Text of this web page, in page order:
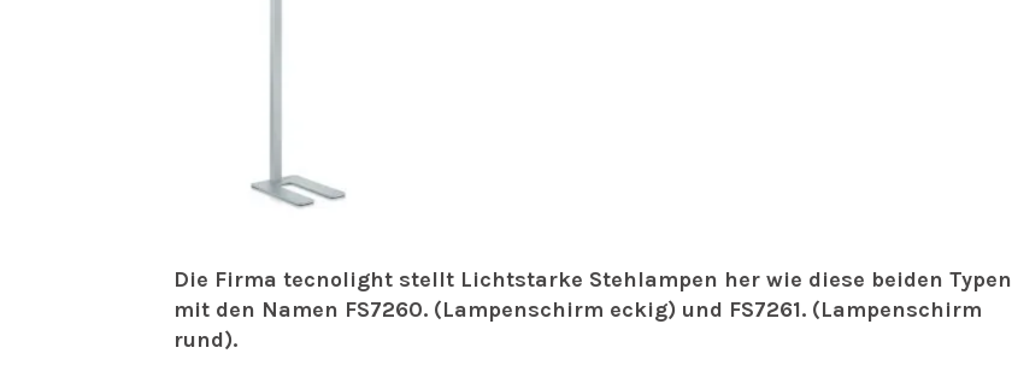
Die Firma tecnolight stellt Lichtstarke Stehlampen her wie diese beiden Typen
mit den Namen FS7260. (Lampenschirm eckig) und FS7261. (Lampenschirm
rund).